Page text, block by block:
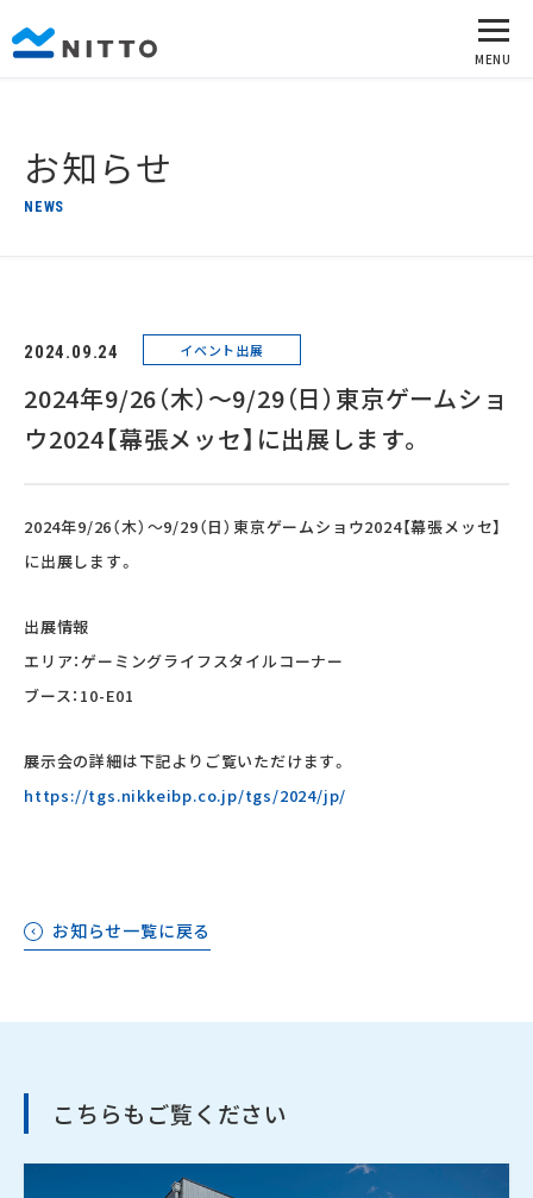
お知らせ
NEWS
2024.09.24 イベント出展
2024年9/26（木）～9/29（日）東京ゲームショ
ウ2024【幕張メッセ】に出展します。
2024年9/26（木）～9/29（日）東京ゲームショウ2024【幕張メッセ】
に出展します。
出展情報
エリア：ゲーミングライフスタイルコーナー
ブース：10-E01
展示会の詳細は下記よりご覧いただけます。
https://tgs.nikkeibp.co.jp/tgs/2024/jp/
お知らせ一覧に戻る
こちらもご覧ください